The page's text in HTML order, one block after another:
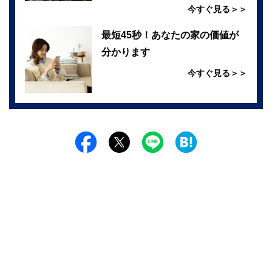
今すぐ見る＞＞
最短45秒！あなたの家の価値が
分かります
今すぐ見る＞＞